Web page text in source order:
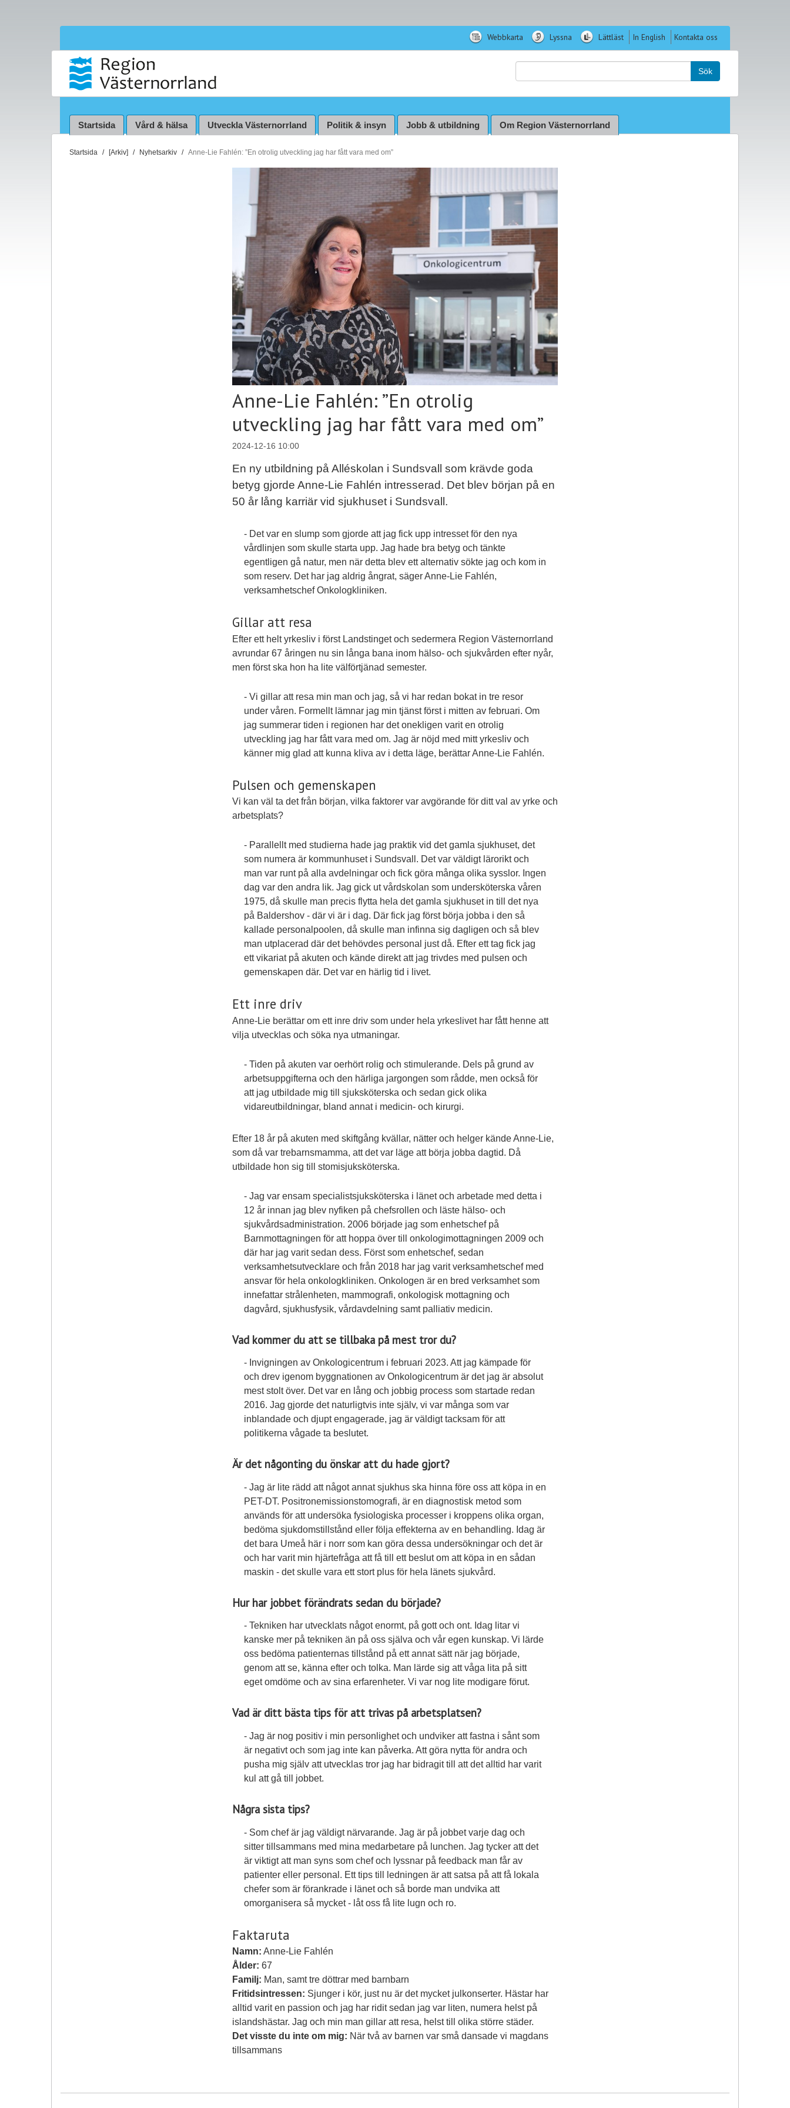
Webbkarta Lyssna Lättläst In English Kontakta oss
Sök
Startsida Vård & hälsa Utveckla Västernorrland Politik & insyn Jobb & utbildning Om Region Västernorrland
D
Startsida [Arkiv] Nyhetsarkiv Anne-Lie Fahlén: ”En otrolig utveckling jag har fått vara med om”
Anne-Lie Fahlén: ”En otrolig
utveckling jag har fått vara med om”
2024-12-16 10:00
En ny utbildning på Alléskolan i Sundsvall som krävde goda
betyg gjorde Anne-Lie Fahlén intresserad. Det blev början på en
50 år lång karriär vid sjukhuset i Sundsvall.
- Det var en slump som gjorde att jag fick upp intresset för den nya
vårdlinjen som skulle starta upp. Jag hade bra betyg och tänkte
egentligen gå natur, men när detta blev ett alternativ sökte jag och kom in
som reserv. Det har jag aldrig ångrat, säger Anne-Lie Fahlén,
verksamhetschef Onkologkliniken.
Gillar att resa
Efter ett helt yrkesliv i först Landstinget och sedermera Region Västernorrland
avrundar 67 åringen nu sin långa bana inom hälso- och sjukvården efter nyår,
men först ska hon ha lite välförtjänad semester.
- Vi gillar att resa min man och jag, så vi har redan bokat in tre resor
under våren. Formellt lämnar jag min tjänst först i mitten av februari. Om
jag summerar tiden i regionen har det onekligen varit en otrolig
utveckling jag har fått vara med om. Jag är nöjd med mitt yrkesliv och
känner mig glad att kunna kliva av i detta läge, berättar Anne-Lie Fahlén.
Pulsen och gemenskapen
Vi kan väl ta det från början, vilka faktorer var avgörande för ditt val av yrke och
arbetsplats?
- Parallellt med studierna hade jag praktik vid det gamla sjukhuset, det
som numera är kommunhuset i Sundsvall. Det var väldigt lärorikt och
man var runt på alla avdelningar och fick göra många olika sysslor. Ingen
dag var den andra lik. Jag gick ut vårdskolan som undersköterska våren
1975, då skulle man precis flytta hela det gamla sjukhuset in till det nya
på Baldershov - där vi är i dag. Där fick jag först börja jobba i den så
kallade personalpoolen, då skulle man infinna sig dagligen och så blev
man utplacerad där det behövdes personal just då. Efter ett tag fick jag
ett vikariat på akuten och kände direkt att jag trivdes med pulsen och
gemenskapen där. Det var en härlig tid i livet.
Ett inre driv
Anne-Lie berättar om ett inre driv som under hela yrkeslivet har fått henne att
vilja utvecklas och söka nya utmaningar.
- Tiden på akuten var oerhört rolig och stimulerande. Dels på grund av
arbetsuppgifterna och den härliga jargongen som rådde, men också för
att jag utbildade mig till sjuksköterska och sedan gick olika
vidareutbildningar, bland annat i medicin- och kirurgi.
Efter 18 år på akuten med skiftgång kvällar, nätter och helger kände Anne-Lie,
som då var trebarnsmamma, att det var läge att börja jobba dagtid. Då
utbildade hon sig till stomisjuksköterska.
- Jag var ensam specialistsjuksköterska i länet och arbetade med detta i
12 år innan jag blev nyfiken på chefsrollen och läste hälso- och
sjukvårdsadministration. 2006 började jag som enhetschef på
Barnmottagningen för att hoppa över till onkologimottagningen 2009 och
där har jag varit sedan dess. Först som enhetschef, sedan
verksamhetsutvecklare och från 2018 har jag varit verksamhetschef med
ansvar för hela onkologkliniken. Onkologen är en bred verksamhet som
innefattar strålenheten, mammografi, onkologisk mottagning och
dagvård, sjukhusfysik, vårdavdelning samt palliativ medicin.
Vad kommer du att se tillbaka på mest tror du?
- Invigningen av Onkologicentrum i februari 2023. Att jag kämpade för
och drev igenom byggnationen av Onkologicentrum är det jag är absolut
mest stolt över. Det var en lång och jobbig process som startade redan
2016. Jag gjorde det naturligtvis inte själv, vi var många som var
inblandade och djupt engagerade, jag är väldigt tacksam för att
politikerna vågade ta beslutet.
Är det någonting du önskar att du hade gjort?
- Jag är lite rädd att något annat sjukhus ska hinna före oss att köpa in en
PET-DT. Positronemissionstomografi, är en diagnostisk metod som
används för att undersöka fysiologiska processer i kroppens olika organ,
bedöma sjukdomstillstånd eller följa effekterna av en behandling. Idag är
det bara Umeå här i norr som kan göra dessa undersökningar och det är
och har varit min hjärtefråga att få till ett beslut om att köpa in en sådan
maskin - det skulle vara ett stort plus för hela länets sjukvård.
Hur har jobbet förändrats sedan du började?
- Tekniken har utvecklats något enormt, på gott och ont. Idag litar vi
kanske mer på tekniken än på oss själva och vår egen kunskap. Vi lärde
oss bedöma patienternas tillstånd på ett annat sätt när jag började,
genom att se, känna efter och tolka. Man lärde sig att våga lita på sitt
eget omdöme och av sina erfarenheter. Vi var nog lite modigare förut.
Vad är ditt bästa tips för att trivas på arbetsplatsen?
- Jag är nog positiv i min personlighet och undviker att fastna i sånt som
är negativt och som jag inte kan påverka. Att göra nytta för andra och
pusha mig själv att utvecklas tror jag har bidragit till att det alltid har varit
kul att gå till jobbet.
Några sista tips?
- Som chef är jag väldigt närvarande. Jag är på jobbet varje dag och
sitter tillsammans med mina medarbetare på lunchen. Jag tycker att det
är viktigt att man syns som chef och lyssnar på feedback man får av
patienter eller personal. Ett tips till ledningen är att satsa på att få lokala
chefer som är förankrade i länet och så borde man undvika att
omorganisera så mycket - låt oss få lite lugn och ro.
Faktaruta
Namn: Anne-Lie Fahlén
Ålder: 67
Familj: Man, samt tre döttrar med barnbarn
Fritidsintressen: Sjunger i kör, just nu är det mycket julkonserter. Hästar har
alltid varit en passion och jag har ridit sedan jag var liten, numera helst på
islandshästar. Jag och min man gillar att resa, helst till olika större städer.
Det visste du inte om mig: När två av barnen var små dansade vi magdans
tillsammans